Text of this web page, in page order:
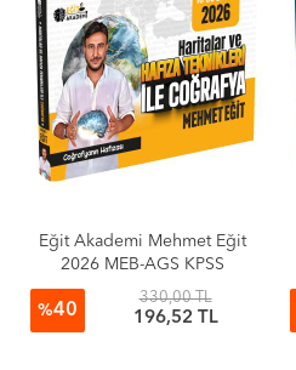
Eğit Akademi Mehmet Eğit
2026 MEB-AGS KPSS
Haritalar ve Hafıza
Teknikleriyle Coğrafya
%40
330,00 TL
196,52 TL